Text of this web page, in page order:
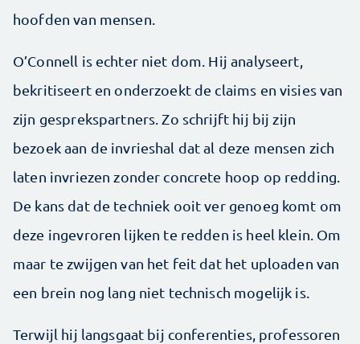
hoofden van mensen.
O’Connell is echter niet dom. Hij analyseert,
bekritiseert en onderzoekt de claims en visies van
zijn gesprekspartners. Zo schrijft hij bij zijn
bezoek aan de invrieshal dat al deze mensen zich
laten invriezen zonder concrete hoop op redding.
De kans dat de techniek ooit ver genoeg komt om
deze ingevroren lijken te redden is heel klein. Om
maar te zwijgen van het feit dat het uploaden van
een brein nog lang niet technisch mogelijk is.
Terwijl hij langsgaat bij conferenties, professoren